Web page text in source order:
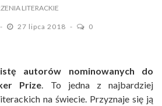
LITERACKIE
27 lipca 2018 0
autorów nominowanych do
Prize. To jedna z najbardziej
na świecie. Przyznaje się ją